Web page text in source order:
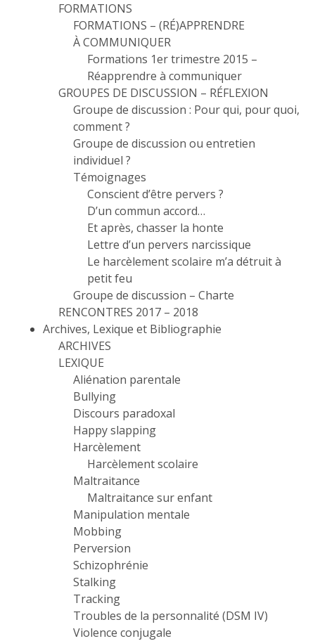
FORMATIONS
FORMATIONS – (RÉ)APPRENDRE
À COMMUNIQUER
Formations 1er trimestre 2015 –
Réapprendre à communiquer
GROUPES DE DISCUSSION – RÉFLEXION
Groupe de discussion : Pour qui, pour quoi,
comment ?
Groupe de discussion ou entretien
individuel ?
Témoignages
Conscient d’être pervers ?
D’un commun accord…
Et après, chasser la honte
Lettre d’un pervers narcissique
Le harcèlement scolaire m’a détruit à
petit feu
Groupe de discussion – Charte
RENCONTRES 2017 – 2018
Archives, Lexique et Bibliographie
ARCHIVES
LEXIQUE
Aliénation parentale
Bullying
Discours paradoxal
Happy slapping
Harcèlement
Harcèlement scolaire
Maltraitance
Maltraitance sur enfant
Manipulation mentale
Mobbing
Perversion
Schizophrénie
Stalking
Tracking
Troubles de la personnalité (DSM IV)
Violence conjugale